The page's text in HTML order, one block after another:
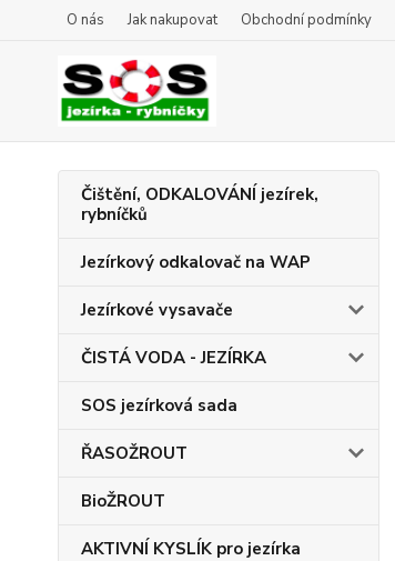
O nás Jak nakupovat Obchodní podmínky
Čištění, ODKALOVÁNÍ jezírek,
rybníčků
Jezírkový odkalovač na WAP
Jezírkové vysavače
ČISTÁ VODA - JEZÍRKA
SOS jezírková sada
ŘASOŽROUT
BioŽROUT
AKTIVNÍ KYSLÍK pro jezírka